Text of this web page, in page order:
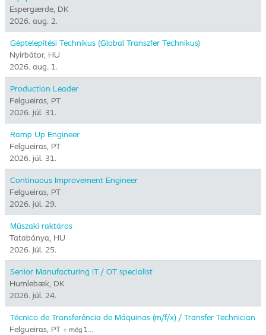
Espergærde, DK
2026. aug. 2.
Géptelepítési Technikus (Global Transzfer Technikus)
Nyírbátor, HU
2026. aug. 1.
Production Leader
Felgueiras, PT
2026. júl. 31.
Ramp Up Engineer
Felgueiras, PT
2026. júl. 31.
Continuous Improvement Engineer
Felgueiras, PT
2026. júl. 29.
Műszaki raktáros
Tatabánya, HU
2026. júl. 25.
Senior Manufacturing IT / OT specialist
Humlebæk, DK
2026. júl. 24.
Técnico de Transferência de Máquinas (m/f/x) / Transfer Technician
Felgueiras, PT + még 1…